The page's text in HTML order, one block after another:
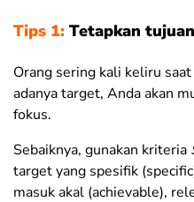
Tips 1: Tetapkan
Orang sering kali keliru
adanya target, Anda akan
fokus.
Sebaiknya, gunakan kriteria
target yang spesifik
masuk akal (achievable),